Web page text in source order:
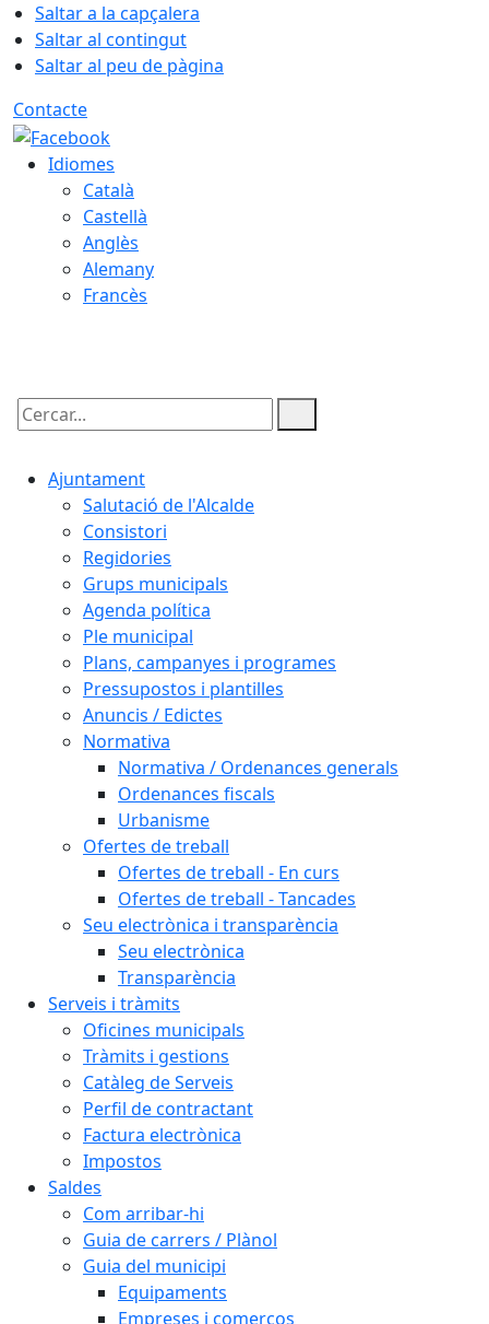
Saltar a la capçalera
Saltar al contingut
Saltar al peu de pàgina
Contacte
Idiomes
Català
Castellà
Anglès
Alemany
Francès
Cercar:
Ajuntament
Salutació de l'Alcalde
Consistori
Regidories
Grups municipals
Agenda política
Ple municipal
Plans, campanyes i programes
Pressupostos i plantilles
Anuncis / Edictes
Normativa
Normativa / Ordenances generals
Ordenances fiscals
Urbanisme
Ofertes de treball
Ofertes de treball - En curs
Ofertes de treball - Tancades
Seu electrònica i transparència
Seu electrònica
Transparència
Serveis i tràmits
Oficines municipals
Tràmits i gestions
Catàleg de Serveis
Perfil de contractant
Factura electrònica
Impostos
Saldes
Com arribar-hi
Guia de carrers / Plànol
Guia del municipi
Equipaments
Empreses i comerços